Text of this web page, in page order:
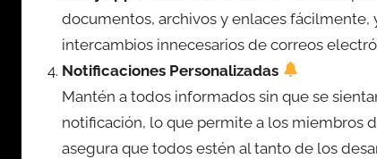
documentos, archivos y enlaces
intercambios innecesarios de correos
Notificaciones Personalizadas
Mantén a todos informados sin que se
notificación, lo que permite a los miembros
asegura que todos estén al tanto de los